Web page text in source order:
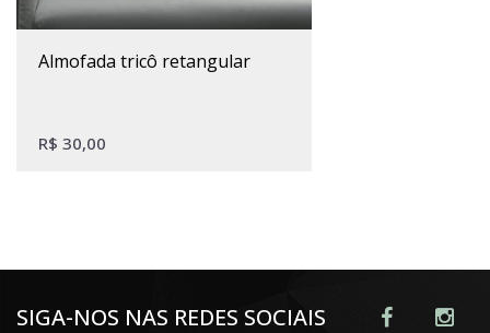
almofada tricô retangular
R$ 30,00
SIGA-NOS NAS REDES SOCIAIS